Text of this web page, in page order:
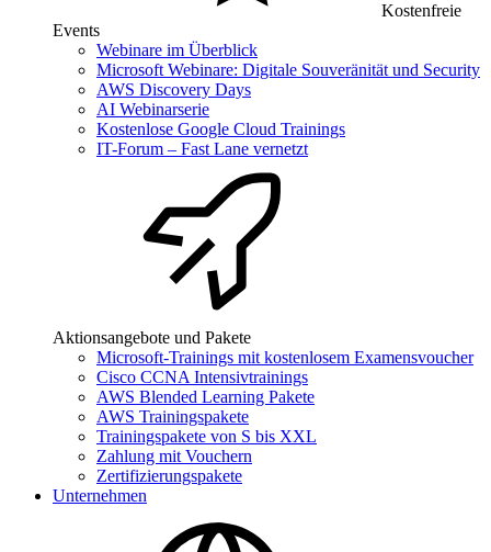
Kostenfreie
Events
Webinare im Überblick
Microsoft Webinare: Digitale Souveränität und Security
AWS Discovery Days
AI Webinarserie
Kostenlose Google Cloud Trainings
IT-Forum – Fast Lane vernetzt
Aktionsangebote und Pakete
Microsoft-Trainings mit kostenlosem Examensvoucher
Cisco CCNA Intensivtrainings
AWS Blended Learning Pakete
AWS Trainingspakete
Trainingspakete von S bis XXL
Zahlung mit Vouchern
Zertifizierungspakete
Unternehmen